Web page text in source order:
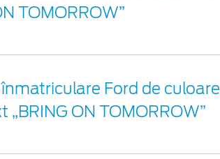
TOMORROW”
Ford de culoare
ON TOMORROW”